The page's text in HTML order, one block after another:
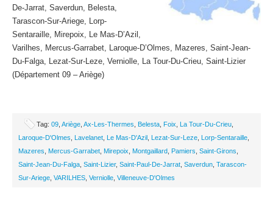
De-Jarrat, Saverdun, Belesta,
Tarascon-Sur-Ariege, Lorp-
Sentaraille, Mirepoix, Le Mas-D’Azil,
Varilhes, Mercus-Garrabet, Laroque-D’Olmes, Mazeres, Saint-Jean-
Du-Falga, Lezat-Sur-Leze, Verniolle, La Tour-Du-Crieu, Saint-Lizier
(Département 09 – Ariège)
Tag: 09 Ariège Ax-Les-Thermes Belesta Foix La Tour-Du-Crieu
Laroque-D'Olmes
Lavelanet Le Mas-D'Azil Lezat-Sur-Leze Lorp-Sentaraille
Mazeres
Mercus-Garrabet Mirepoix Montgaillard Pamiers Saint-Girons
Saint-Jean-Du-Falga Saint-Lizier, Saint-Paul-De-Jarrat Saverdun Tarascon-
Sur-Ariege VARILHES Verniolle Villeneuve-D'Olmes